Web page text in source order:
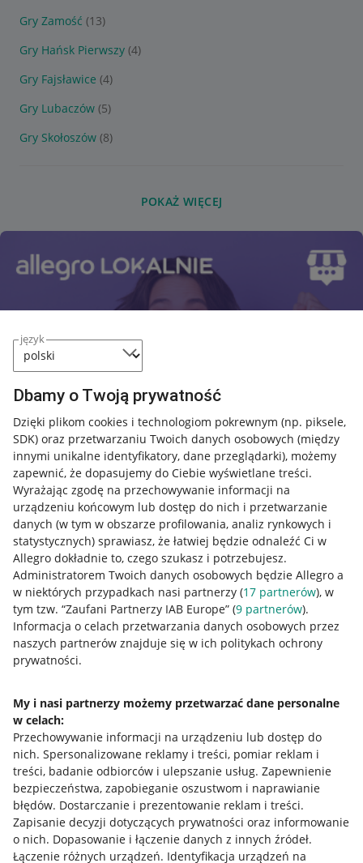
język
Dbamy o Twoją prywatność
Dzięki plikom cookies i technologiom pokrewnym (np. piksele,
SDK) oraz przetwarzaniu Twoich danych osobowych (między
innymi unikalne identyfikatory, dane przeglądarki), możemy
zapewnić, że dopasujemy do Ciebie wyświetlane treści.
Wyrażając zgodę na przechowywanie informacji na
urządzeniu końcowym lub dostęp do nich i przetwarzanie
danych (w tym w obszarze profilowania, analiz rynkowych i
statystycznych) sprawiasz, że łatwiej będzie odnaleźć Ci w
Allegro dokładnie to, czego szukasz i potrzebujesz.
Administratorem Twoich danych osobowych będzie Allegro a
w niektórych przypadkach nasi partnerzy (17 partnerów), w
tym tzw. “Zaufani Partnerzy IAB Europe” (9 partnerów).
Informacja o celach przetwarzania danych osobowych przez
naszych partnerów znajduje się w ich politykach ochrony
prywatności.
My i nasi partnerzy możemy przetwarzać dane personalne
w celach:
Przechowywanie informacji na urządzeniu lub dostęp do
nich. Spersonalizowane reklamy i treści, pomiar reklam i
treści, badanie odbiorców i ulepszanie usług. Zapewnienie
bezpieczeństwa, zapobieganie oszustwom i naprawianie
błędów. Dostarczanie i prezentowanie reklam i treści.
Zapisanie decyzji dotyczących prywatności oraz informowanie
o nich. Dopasowanie i łączenie danych z innych źródeł.
Łączenie różnych urządzeń. Identyfikacja urządzeń na
Gry Zamość (13)
Gry Hańsk Pierwszy (4)
Gry Fajsławice (4)
Gry Lubaczów (5)
Gry Skołoszów (8)
POKAŻ WIĘCEJ
Przydatne informacje
Jak to działa
Napisz do nas
Allegro Gadane dla sprzedających
Mapa miejscowości
Informacje prawne
Regulamin
Polityka plików "cookies"
Ustawienia plików "cookies"